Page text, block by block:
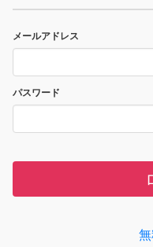
メールアドレス
パスワード